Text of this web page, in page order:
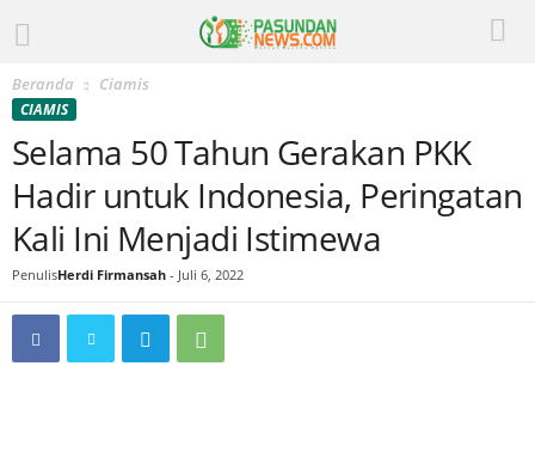
Beranda Ciamis
CIAMIS
Selama 50 Tahun Gerakan PKK
Hadir untuk Indonesia, Peringatan
Kali Ini Menjadi Istimewa
PenulisHerdi Firmansah - Juli 6, 2022